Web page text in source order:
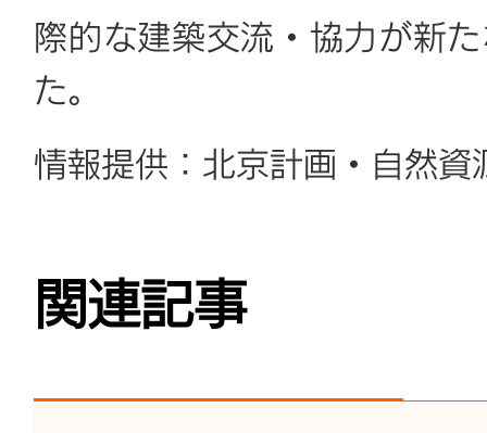
際的な建築交流・協力が新
た。
情報提供：北京計画・自然資
関連記事